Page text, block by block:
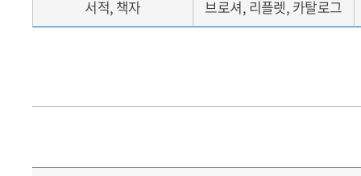
서적, 책자 브로셔, 리플렛, 카탈로그